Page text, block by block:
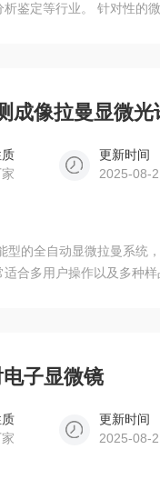
鉴定等行业。 针对性的
像拉曼显微光
更新时间
2025-08-
型的全自动显微拉曼系统
合多用户操作以及多种样
子显微镜
更新时间
2025-08-